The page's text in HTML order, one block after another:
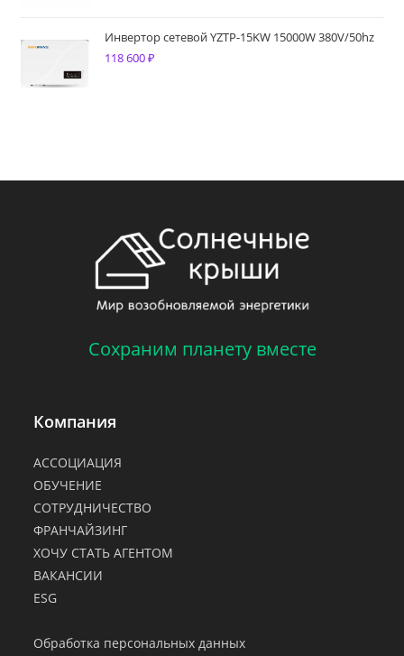
Инвертор сетевой YZTP-15KW 15000W 380V/50hz
118 600₽
Сохраним планету вместе
Компания
АССОЦИАЦИЯ
ОБУЧЕНИЕ
СОТРУДНИЧЕСТВО
ФРАНЧАЙЗИНГ
ХОЧУ СТАТЬ АГЕНТОМ
ВАКАНСИИ
ESG
Обработка персональных данных